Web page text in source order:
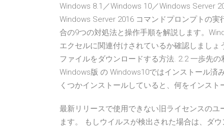
Windows 8.1／Windows 10／Windows Server
Windows Server 2016 コマンドプロンプトの
合の9つの対処法と操作手順を解説します。
エクセルに関連付けされているか確認しましょ
ファイルをダウンロードする方法. 2.2 一歩先
Windows版 の Windows10ではインストール済
くつかインストールしていると、何をインスト
最新リリースで使用できない旧ライセンスの
ます。 もしウイルスが検出された場合は、ダ